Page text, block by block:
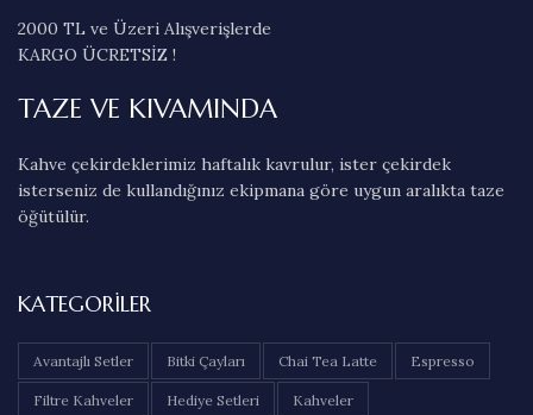
2000 TL ve Üzeri Alışverişlerde
KARGO ÜCRETSİZ !
TAZE VE KIVAMINDA
Kahve çekirdeklerimiz haftalık kavrulur, ister çekirdek
isterseniz de kullandığınız ekipmana göre uygun aralıkta taze
öğütülür.
KATEGORILER
Avantajlı Setler Bitki Çayları Chai Tea Latte Espresso
Filtre Kahveler Hediye Setleri Kahveler